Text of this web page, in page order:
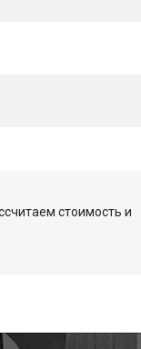
стоимость и